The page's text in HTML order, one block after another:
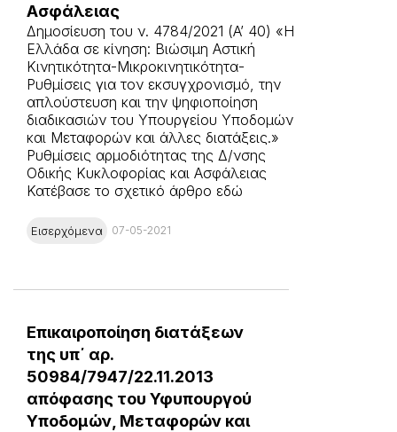
Ασφάλειας
Δημοσίευση του ν. 4784/2021 (A’ 40) «Η
Ελλάδα σε κίνηση: Βιώσιμη Αστική
Κινητικότητα-Μικροκινητικότητα-
Ρυθμίσεις για τον εκσυγχρονισμό, την
απλούστευση και την ψηφιοποίηση
διαδικασιών του Υπουργείου Υποδομών
και Μεταφορών και άλλες διατάξεις.»
Ρυθμίσεις αρμοδιότητας της Δ/νσης
Οδικής Κυκλοφορίας και Ασφάλειας
Κατέβασε το σχετικό άρθρο εδώ
Εισερχόμενα 07-05-2021
Επικαιροποίηση διατάξεων
της υπ΄ αρ.
50984/7947/22.11.2013
απόφασης του Υφυπουργού
Υποδομών, Μεταφορών και